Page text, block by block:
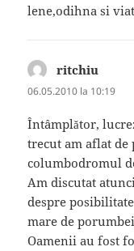
lene,odihna si
ritchiu
06.05.2010 la 10:19
Întâmplător,
trecut am aflat de
columbodromul
Am discutat
despre
mare de
Oamenii au fost